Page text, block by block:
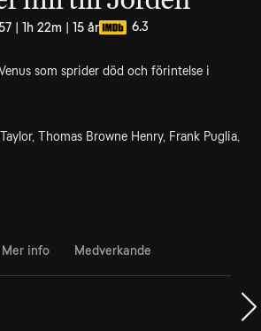
| 1h 22m | 15 år 6.3
som sprider död och förintelse i
Thomas Browne Henry, Frank Puglia,
Mer info Medverkande